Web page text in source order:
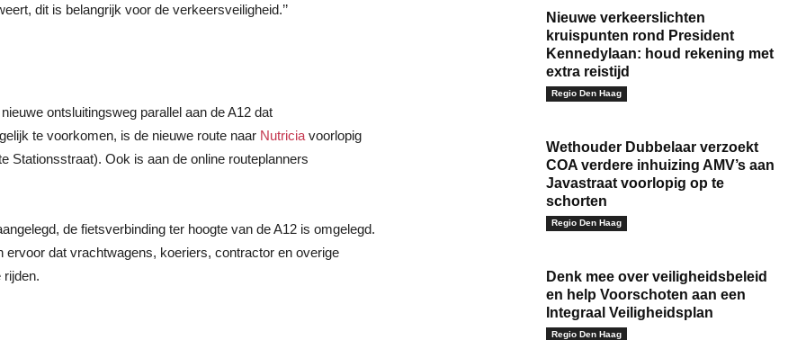
dit is belangrijk voor de verkeersveiligheid.’’
ontsluitingsweg parallel aan de A12 dat
te voorkomen, is de nieuwe route naar Nutricia voorlopig
Stationsstraat). Ook is aan de online routeplanners
de fietsverbinding ter hoogte van de A12 is omgelegd.
dat vrachtwagens, koeriers, contractor en overige
rijden.
Nieuwe verkeerslichten
kruispunten rond President
Kennedylaan: houd rekening met
extra reistijd
Regio Den Haag
Wethouder Dubbelaar verzoekt
COA verdere inhuizing AMV’s aan
Javastraat voorlopig op te
schorten
Regio Den Haag
Denk mee over veiligheidsbeleid
en help Voorschoten aan een
Integraal Veiligheidsplan
Regio Den Haag